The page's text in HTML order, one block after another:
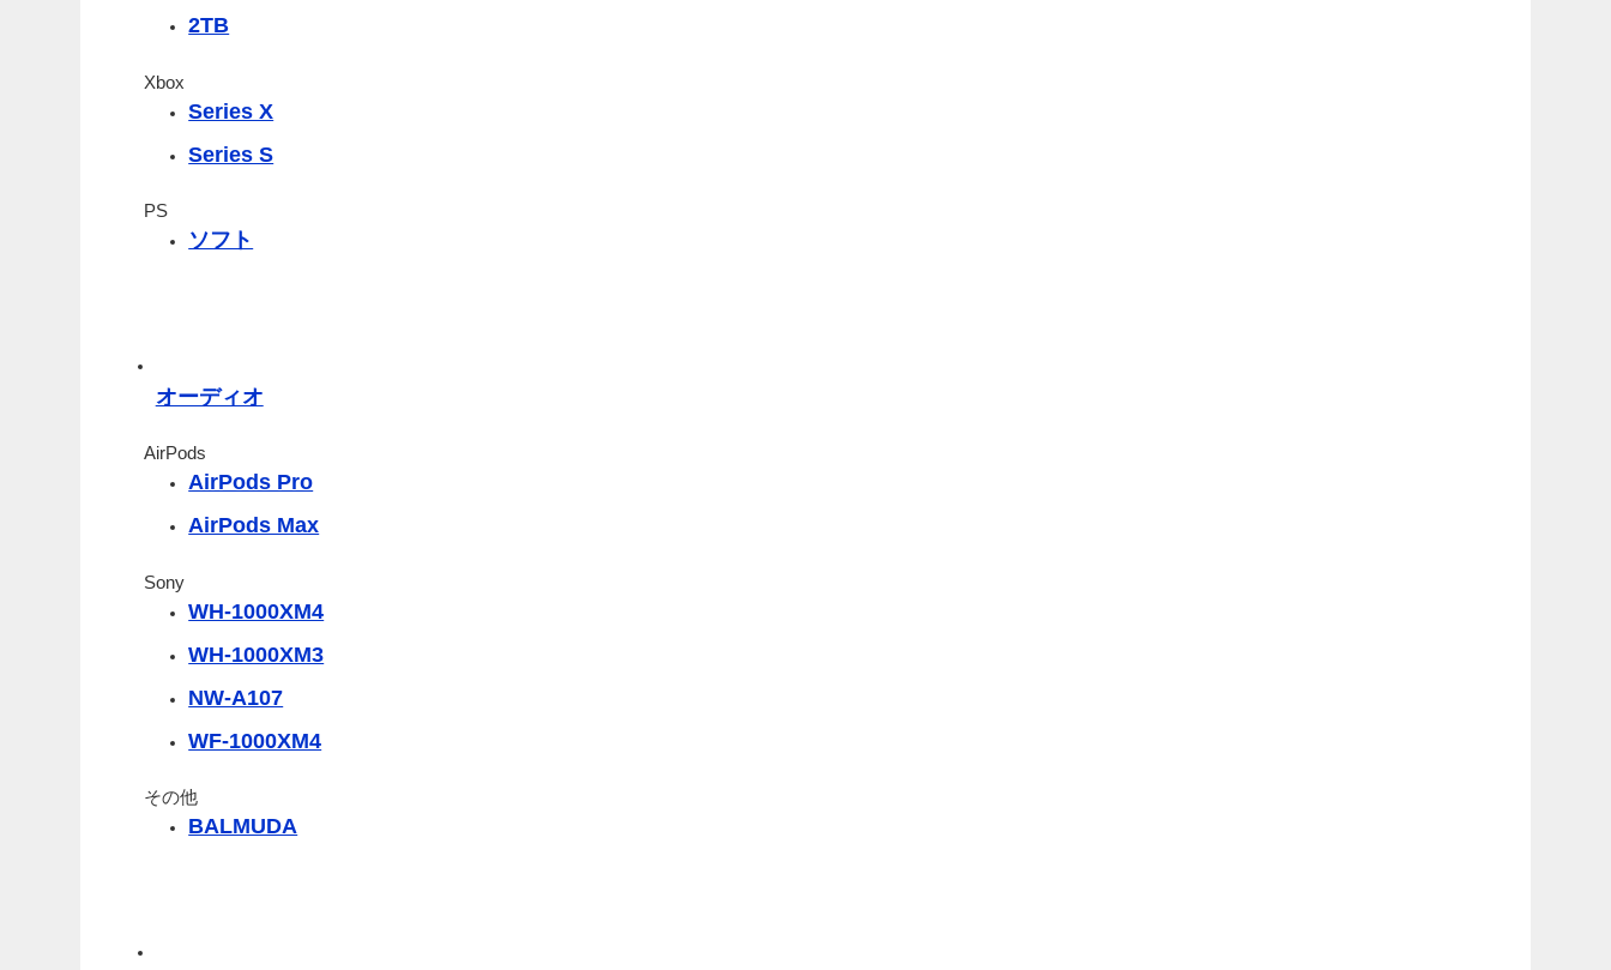
2TB
Xbox
Series X
Series S
PS
ソフト
オーディオ
AirPods
AirPods Pro
AirPods Max
Sony
WH-1000XM4
WH-1000XM3
NW-A107
WF-1000XM4
その他
BALMUDA